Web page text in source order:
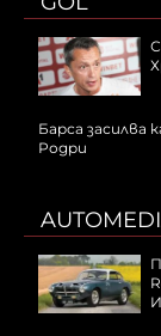
Барса засилва
Родри